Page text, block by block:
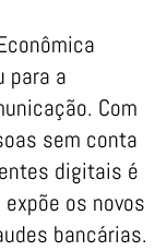
para a
Com
sem conta
digitais é
os novos
bancárias.